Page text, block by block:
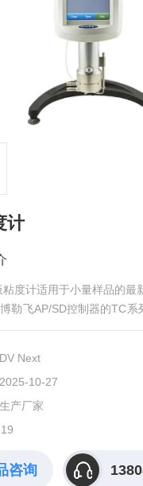
计
度计适用于小量样品的最
勒飞AP/SD控制器的TC系
Next
10-27
产厂家
咨询